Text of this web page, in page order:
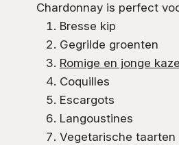
Chardonnay is perfect
Bresse kip
Gegrilde groenten
Romige en jonge
Coquilles
Escargots
Langoustines
Vegetarische taarten